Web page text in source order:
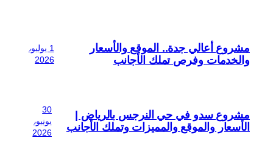
مشروع أعالي جدة.. الموقع والأسعار
والخدمات وفرص تملك الأجانب
1 يوليو،
2026
مشروع سدو في حي النرجس بالرياض |
الأسعار والموقع والمميزات وتملك الأجانب
30
يونيو،
2026